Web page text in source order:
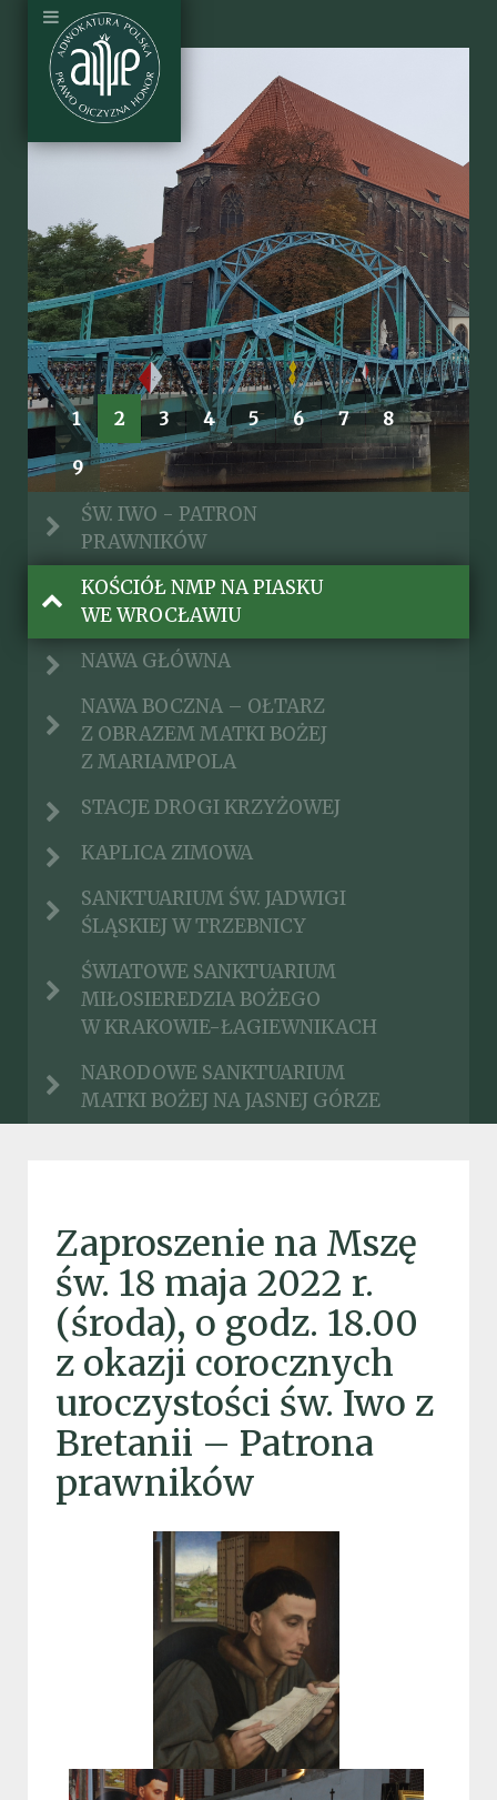
1 2 3 4 5 6 7 8
9
ŚW. IWO - PATRON
PRAWNIKÓW
KOŚCIÓŁ NMP NA PIASKU
WE WROCŁAWIU
NAWA GŁÓWNA
NAWA BOCZNA – OŁTARZ
Z OBRAZEM MATKI BOŻEJ
Z MARIAMPOLA
STACJE DROGI KRZYŻOWEJ
KAPLICA ZIMOWA
SANKTUARIUM ŚW. JADWIGI
ŚLĄSKIEJ W TRZEBNICY
ŚWIATOWE SANKTUARIUM
MIŁOSIEREDZIA BOŻEGO
W KRAKOWIE-ŁAGIEWNIKACH
NARODOWE SANKTUARIUM
MATKI BOŻEJ NA JASNEJ GÓRZE
Zaproszenie na Mszę
św. 18 maja 2022 r.
(środa), o godz. 18.00
z okazji corocznych
uroczystości św. Iwo z
Bretanii – Patrona
prawników